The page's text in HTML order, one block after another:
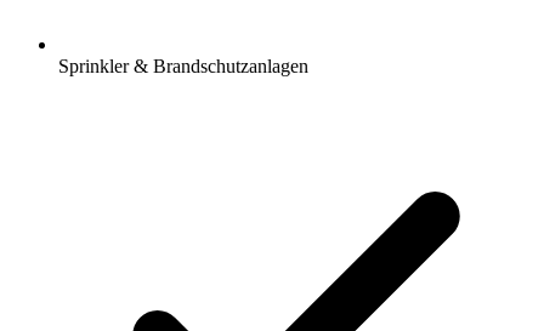
Sprinkler & Brandschutzanlagen